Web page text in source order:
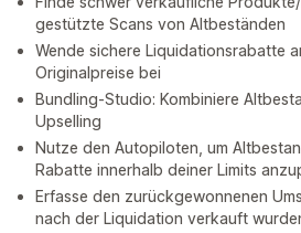
gestützte Scans von Altbeständen
Wende sichere Liquidationsrabatte
Originalpreise bei
Bundling-Studio: Kombiniere
Upselling
Nutze den Autopiloten, um
Rabatte innerhalb deiner Limits
Erfasse den zurückgewonnenen
nach der Liquidation verkauft